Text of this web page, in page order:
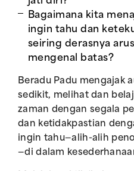
Bagaimana kita
ingin tahu dan
seiring derasnya
mengenal batas?
Beradu Padu mengajak
sedikit, melihat dan
zaman dengan segala
dan ketidakpastian
ingin tahu—alih-alih
—di dalam